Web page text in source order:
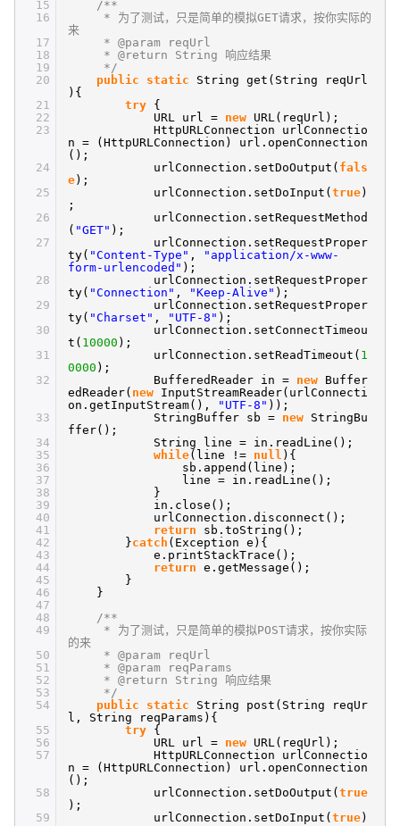
15
16
17
18
19
20
21
22
23
24
25
26
27
28
29
30
31
32
33
34
35
36
37
38
39
40
41
42
43
44
45
46
47
48
49
50
51
52
53
54
55
56
57
58
59
/**
* 为了测试，只是简单的模拟GET请求，按你实际的
来
* @param reqUrl
* @return String 响应结果
*/
public
static
String get(String reqUrl
){
try {
URL url = new URL(reqUrl);
HttpURLConnection urlConnectio
n = (HttpURLConnection) url.openConnection
();
urlConnection.setDoOutput( fals
e);
urlConnection.setDoInput(true)
;
urlConnection.setRequestMethod
( "GET" );
urlConnection.setRequestProper
ty( "Content-Type" ,
"application/x-www-
form-urlencoded" );
urlConnection.setRequestProper
ty( "Connection" , "Keep-Alive" );
urlConnection.setRequestProper
ty( "Charset" , "UTF-8" );
urlConnection.setConnectTimeou
t( 10000 );
urlConnection.setReadTimeout( 1
0000 );
BufferedReader in = new Buffer
edReader( new InputStreamReader(urlConnecti
on.getInputStream(),
"UTF-8" ));
StringBuffer sb = new StringBu
ffer();
String line = in.readLine();
while(line != null ){
sb.append(line);
line = in.readLine();
}
in.close();
urlConnection.disconnect();
return
sb.toString();
}catch (Exception e){
e.printStackTrace();
return e.getMessage();
}
}
/**
* 为了测试，只是简单的模拟POST请求，按你实际
的来
* @param reqUrl
* @param reqParams
* @return String 响应结果
*/
public
static
String post(String reqUr
l, String reqParams){
try {
URL url = new URL(reqUrl);
HttpURLConnection urlConnectio
n = (HttpURLConnection) url.openConnection
();
urlConnection.setDoOutput(true
);
urlConnection.setDoInput(true)